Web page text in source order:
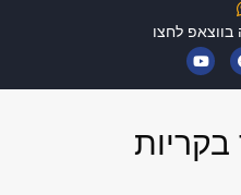
בווצאפ לחצו
בקריות